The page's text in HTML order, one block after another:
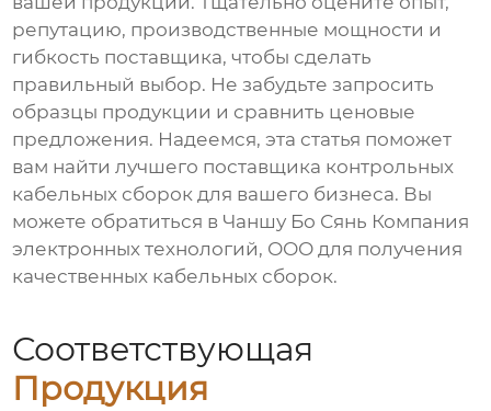
репутацию, производственные мощности и
гибкость поставщика, чтобы сделать
правильный выбор. Не забудьте запросить
образцы продукции и сравнить ценовые
предложения. Надеемся, эта статья поможет
вам найти лучшего поставщика контрольных
кабельных сборок для вашего бизнеса. Вы
можете обратиться в Чаншу Бо Сянь Компания
электронных технологий, ООО для получения
качественных кабельных сборок.
Соответствующая
Продукция